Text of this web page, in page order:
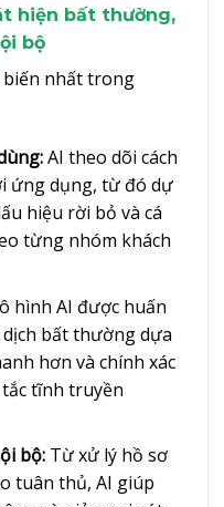
hiện bất thường,
bộ
nhất trong
AI theo dõi cách
ứng dụng, từ đó dự
hiệu rời bỏ và cá
từng nhóm khách
hình AI được huấn
bất thường dựa
hơn và chính xác
tĩnh truyền
bộ:Từ xử lý hồ sơ
tuân thủ, AI giúp